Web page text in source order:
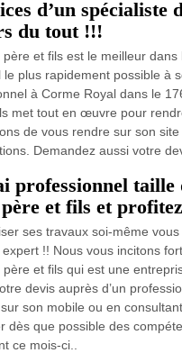
d’un spécialiste
du tout !!!
père et fils est le meilleur
plus rapidement possible à
à Corme Royal dans le
met tout en œuvre pour
de vous rendre sur son
Demandez aussi votre
professionnel taille
et fils et
ses travaux soi-même
expert !! Nous vous incitons
père et fils qui est une
devis auprès d’un
son mobile ou en
dès que possible des
ce mois-ci..